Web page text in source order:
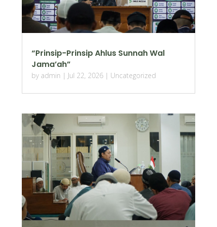
“Prinsip-Prinsip Ahlus Sunnah Wal
Jama’ah”
by admin | Jul 22, 2026| Uncategorized